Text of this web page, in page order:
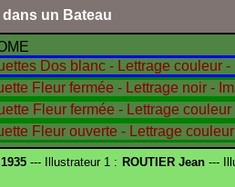
un Bateau
1935 --- Illustrateur 1 : ROUTIER Jean---